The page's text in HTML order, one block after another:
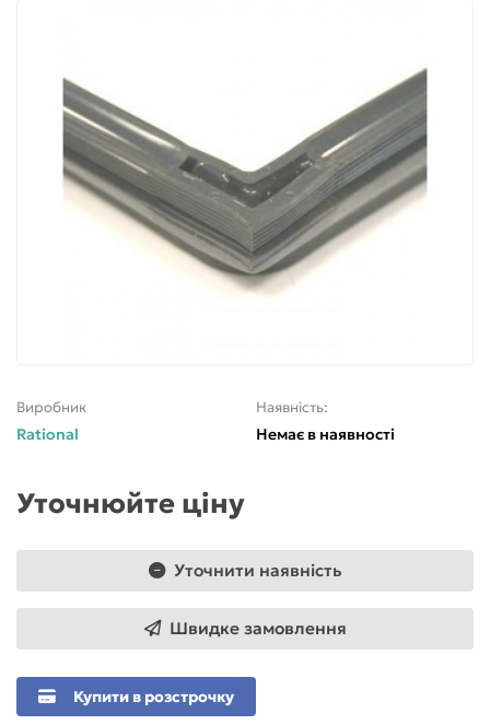
Виробник
Rational
Наявність:
Немає в наявності
Уточнюйте ціну
Уточнити наявність
Швидке замовлення
Купити в розстрочку